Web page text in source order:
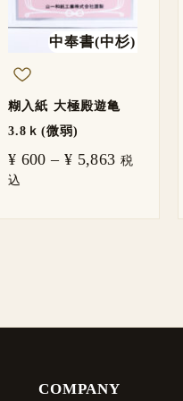
中奉書(中杉)
糊入紙 大極殿遊亀
3.8ｋ(微弱)
¥ 600 – ¥ 5,863
¥ 5,863
税
込
COMPANY